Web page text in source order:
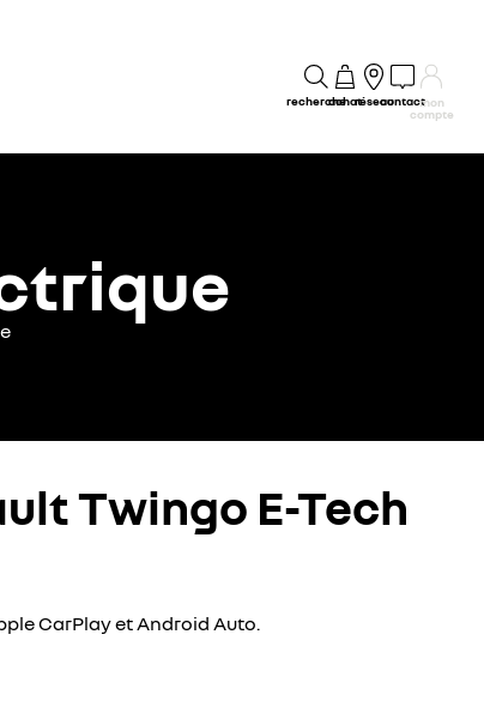
rechercheachatréseaucontactmon
compte
Twingo E-Tech
CarPlay et Android Auto.